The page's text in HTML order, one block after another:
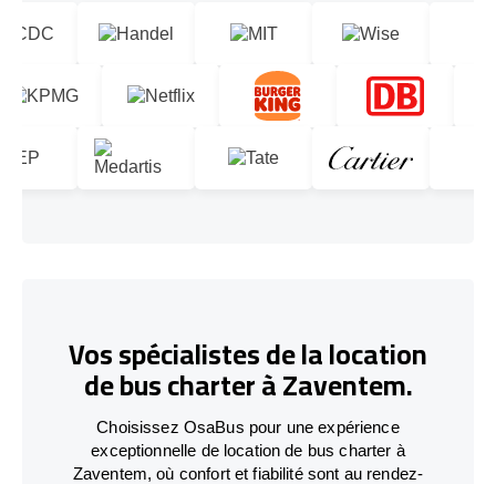
Vos spécialistes de la location
de bus charter à Zaventem.
Choisissez OsaBus pour une expérience
exceptionnelle de location de bus charter à
Zaventem, où confort et fiabilité sont au rendez-